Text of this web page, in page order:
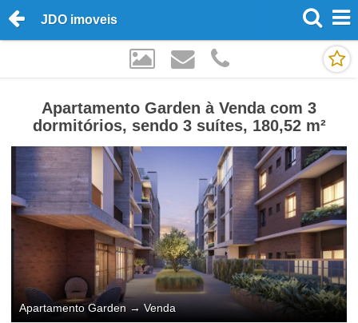
JDO imoveis
Apartamento Garden à Venda com 3
dormitórios, sendo 3 suítes, 180,52 m²
Apartamento Garden → Venda